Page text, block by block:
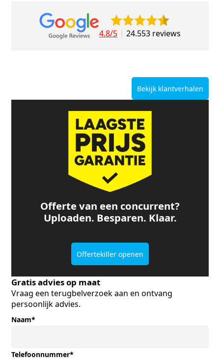
4.8/5 24.553 reviews
Bekijk klantverhalen
Offerte van een concurrent?
Uploaden. Besparen. Klaar.
Offertekiller openen
Gratis advies op maat
Vraag een terugbelverzoek aan en ontvang
persoonlijk advies.
Naam*
Telefoonnummer*